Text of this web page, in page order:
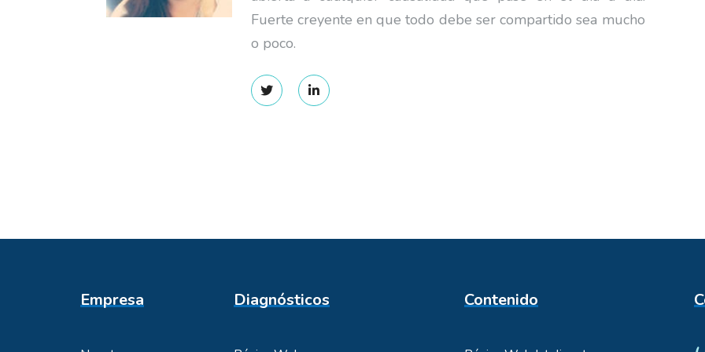
Fuerte creyente en que todo debe ser compartido sea mucho
o poco.
Empresa Diagnósticos Contenido